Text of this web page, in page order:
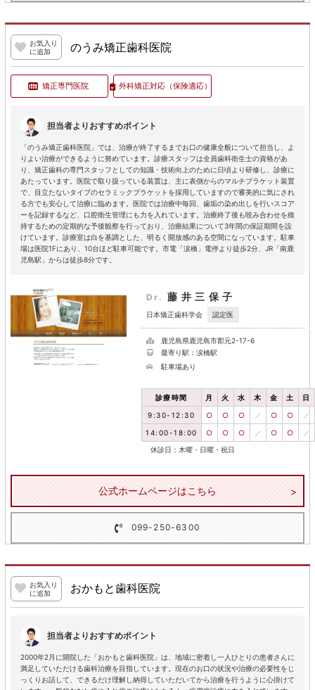
お気入り
に追加
のうみ矯正歯科医院
矯正専門医院 外科矯正対応（保険適応）
担当者よりおすすめポイント
「のうみ矯正歯科医院」では、治療が終了するまでお口の健康全般について担当し、よ
りよい治療ができるように努めています。診療スタッフは全員歯科衛生士の資格があ
り、矯正歯科の専門スタッフとしての知識・技術向上のために日頃より研修し、診療に
あたっています。医院で取り扱っている装置は、主に表側からのマルチブラケット装置
で、目立たないタイプのセラミックブラケットを採用していますので審美的に気にされ
る方でも安心して治療に臨めます。医院では治療中毎回、歯垢の染め出しを行いスコア
ーを記録するなど、口腔衛生管理にも力を入れています。治療終了後も咬み合わせを維
持するための定期的な予後観察を行っており、治療結果について3年間の保証期間を設
けています。診療室は白を基調とした、明るく開放感のある空間になっています。駐車
場は医院1Fにあり、10台ほど駐車可能です。市電「涙橋」電停より徒歩2分、JR「南鹿
児島駅」からは徒歩8分です。
Dr. 藤井三保子
日本矯正歯科学会 認定医
鹿児島県鹿児島市郡元2-17-6
最寄り駅：涙橋駅
駐車場あり
診療時間 月 火 水 木 金 土 日
9:30-12:30 ○ ○ ○ ／ ○ ○ ／
14:00-18:00 ○ ○ ○ ／ ○ ○ ／
休診日：木曜・日曜・祝日
公式ホームページはこちら
099-250-6300
お気入り
に追加
おかもと歯科医院
担当者よりおすすめポイント
2000年2月に開院した「おかもと歯科医院」は、地域に密着し一人ひとりの患者さんに
満足していただける歯科治療を目指しています。現在のお口の状況や治療の必要性をじ
っくりお話して、できるだけ理解し納得していただいてから治療を行うように心掛けて